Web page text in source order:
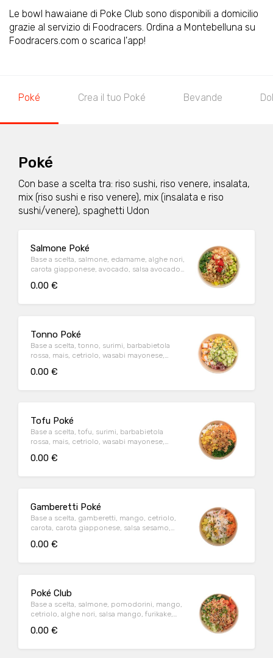
Le bowl hawaiane di Poke Club sono disponibili a domicilio
grazie al servizio di Foodracers. Ordina a Montebelluna su
Foodracers.com o scarica l'app!
Poké Crea il tuo Poké Bevande
Poké
Con base a scelta tra: riso sushi, riso venere, insalata,
mix (riso sushi e riso venere), mix (insalata e riso
sushi/venere), spaghetti Udon
Salmone Poké
Base a scelta, salmone, edamame, alghe nori,
carota giapponese, avocado, salsa avocado,
0.00 €
Tonno Poké
Base a scelta, tonno, surimi, barbabietola
rossa, mais, cetriolo, wasabi mayonese,
0.00 €
Tofu Poké
Base a scelta, tofu, surimi, barbabietola
rossa, mais, cetriolo, wasabi mayonese,
0.00 €
Gamberetti Poké
Base a scelta, gamberetti, mango, cetriolo,
carota, carota giapponese, salsa sesamo,
0.00 €
Poké Club
Base a scelta, salmone, pomodorini, mango,
cetriolo, alghe nori, salsa mango, furikake,
0.00 €